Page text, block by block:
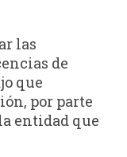
las
de
que
por parte
entidad que